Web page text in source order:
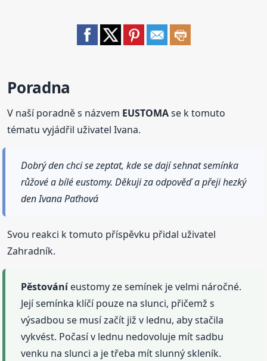
Poradna
V naší poradně s názvem EUSTOMAse k tomuto
tématu vyjádřil uživatel Ivana.
Dobrý den chci se zeptat, kde se dají sehnat semínka
růžové a bílé eustomy. Děkuji za odpověď a přeji hezký
den Ivana Paťhová
Svou reakci k tomuto příspěvku přidal uživatel
Zahradník.
Pěstováníeustomy ze semínek je velmi náročné.
Její semínka klíčí pouze na slunci, přičemž s
výsadbou se musí začít již v lednu, aby stačila
vykvést. Počasí v lednu nedovoluje mít sadbu
venku na slunci a je třeba mít slunný skleník.